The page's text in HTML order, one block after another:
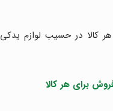
برای هر کالا در حسیب لوازم یدکی